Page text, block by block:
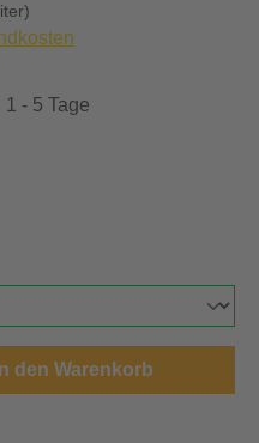
- 5 Tage
gewünschten
In den Warenkorb